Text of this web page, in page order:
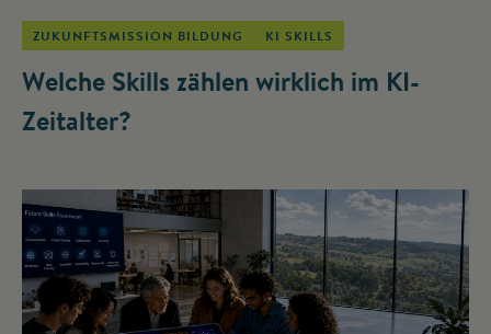
ZUKUNFTSMISSION BILDUNG KI SKILLS
Welche Skills zählen wirklich im KI-
Zeitalter?